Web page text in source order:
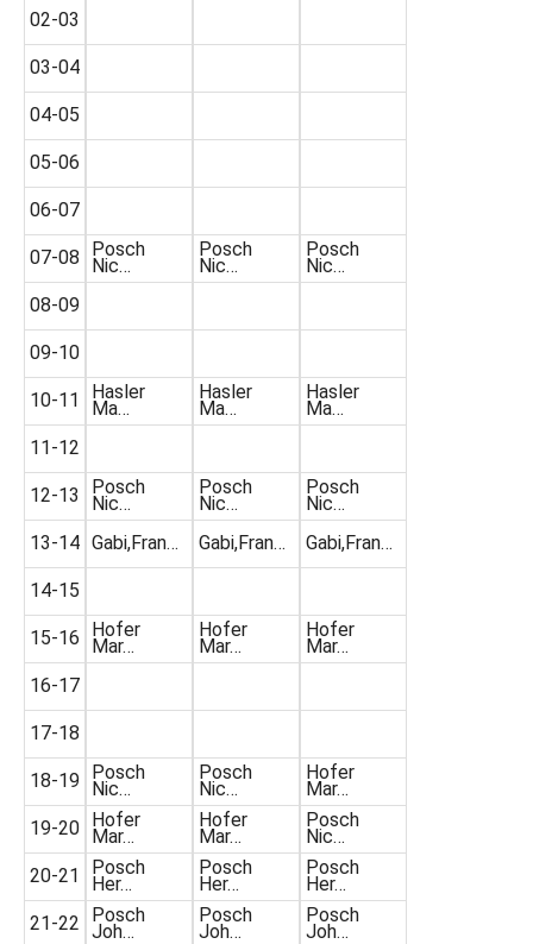
02-03
03-04
04-05
05-06
06-07
07-08
08-09
09-10
10-11
11-12
12-13
13-14
14-15
15-16
16-17
17-18
18-19
19-20
20-21
21-22
Posch
Nic…
Hasler
Ma…
Posch
Nic…
Gabi,Fran…
Hofer
Mar…
Posch
Nic…
Hofer
Mar…
Posch
Her…
Posch
Joh…
Posch
Nic…
Hasler
Ma…
Posch
Nic…
Gabi,Fran…
Hofer
Mar…
Posch
Nic…
Hofer
Mar…
Posch
Her…
Posch
Joh…
Posch
Nic…
Hasler
Ma…
Posch
Nic…
Gabi,Fran…
Hofer
Mar…
Hofer
Mar…
Posch
Nic…
Posch
Her…
Posch
Joh…